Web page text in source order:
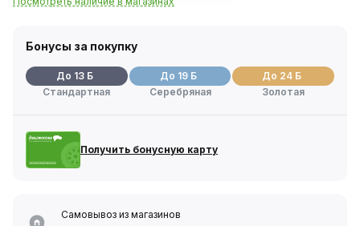
Бонусы за покупку
До 13 Б
Стандартная
До 19 Б
Серебряная
До 24 Б
Золотая
Получить бонусную карту
Самовывоз из магазинов